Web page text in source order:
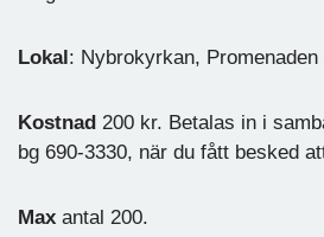
Lokal: Nybrokyrkan, Promenaden
Kostnad 200 kr. Betalas in i
bg 690-3330, när du fått besked
Max antal 200.